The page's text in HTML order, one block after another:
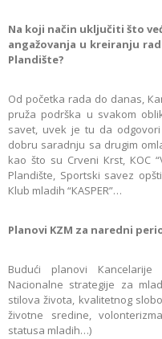
Na koji način uključiti što
angažovanja u kreiranju
Plandište?
Od početka rada do danas,
pruža podrška u svakom
savet, uvek je tu da
dobru saradnju sa drugim
kao što su Crveni Кrst, КOC
Plandište, Sportski savez
Кlub mladih “КASPER”…
Planovi KZM za naredni
Budući planovi
Nacionalne strategije za
stilova života, kvalitetnog
životne sredine,
statusa mladih…)